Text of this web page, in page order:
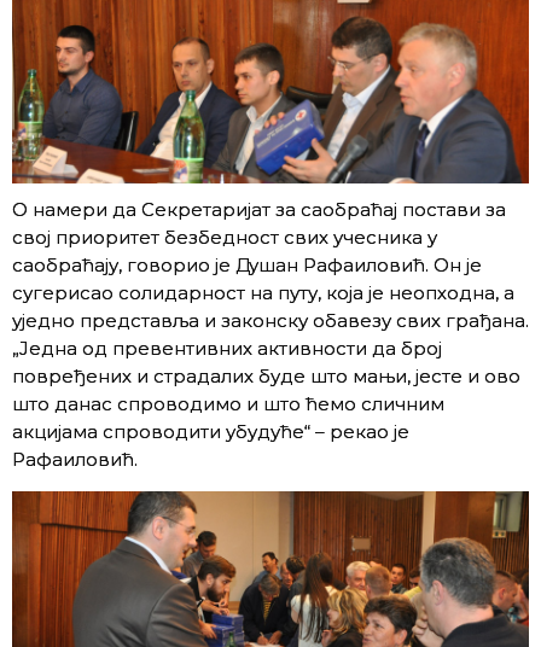
О намери да Секретаријат за саобраћај постави за
свој приоритет безбедност свих учесника у
саобраћају, говорио је Душан Рафаиловић. Он је
сугерисао солидарност на путу, која је неопходна, а
уједно представља и законску обавезу свих грађана.
„Једна од превентивних активности да број
повређених и страдалих буде што мањи, јесте и ово
што данас спроводимо и што ћемо сличним
акцијама спроводити убудуће“ – рекао је
Рафаиловић.